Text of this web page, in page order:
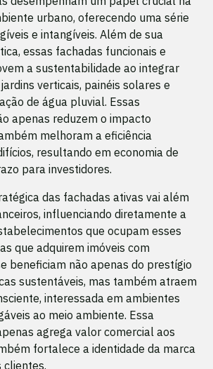
urbano, oferecendo uma série
e intangíveis. Além de sua
essas fachadas funcionais e
a sustentabilidade ao integrar
verticais, painéis solares e
de água pluvial. Essas
apenas reduzem o impacto
melhoram a eficiência
resultando em economia de
para investidores.
das fachadas ativas vai além
influenciando diretamente a
que ocupam esses
que adquirem imóveis com
beneficiam não apenas do prestígio
sustentáveis, mas também atraem
interessada em ambientes
ao meio ambiente. Essa
agrega valor comercial aos
fortalece a identidade da marca
clientes.